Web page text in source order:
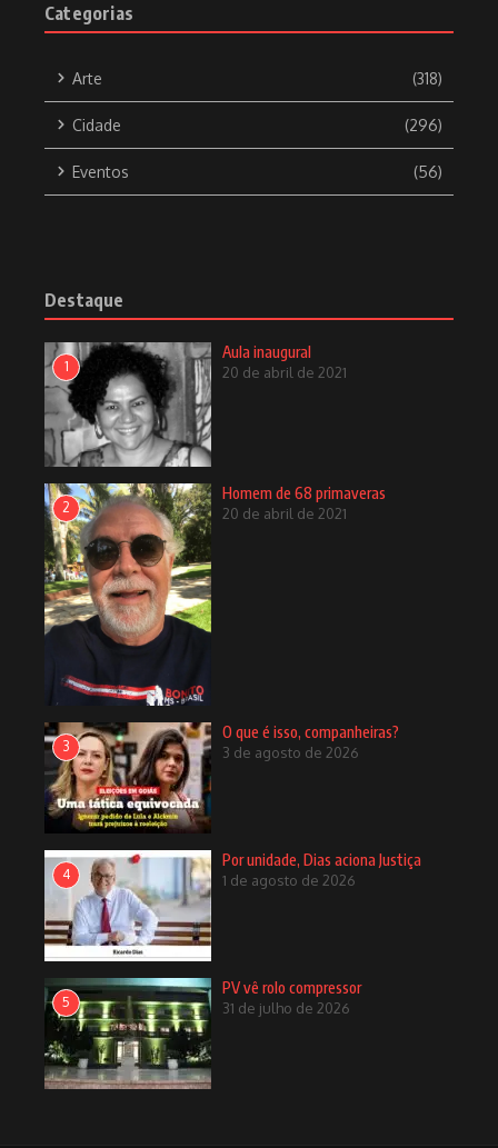
Categorias
Arte (318)
Cidade (296)
Eventos (56)
Destaque
1
Aula inaugural
20 de abril de 2021
2
Homem de 68 primaveras
20 de abril de 2021
3
O que é isso, companheiras?
3 de agosto de 2026
4
Por unidade, Dias aciona Justiça
1 de agosto de 2026
5
PV vê rolo compressor
31 de julho de 2026